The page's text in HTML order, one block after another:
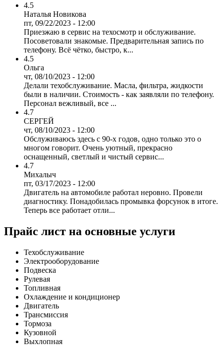
4.5
Наталья Новикова
пт, 09/22/2023 - 12:00
Приезжаю в сервис на техосмотр и обслуживание.
Посоветовали знакомые. Предварительная запись по
телефону. Всё чётко, быстро, к...
4.5
Ольга
чт, 08/10/2023 - 12:00
Делали техобслуживание. Масла, фильтра, жидкости
были в наличии. Стоимость - как заявляли по телефону.
Персонал вежливый, все ...
4.7
СЕРГЕЙ
чт, 08/10/2023 - 12:00
Обслуживаюсь здесь с 90-х годов, одно только это о
многом говорит. Очень уютный, прекрасно
оснащенный, светлый и чистый сервис...
4.7
Михалыч
пт, 03/17/2023 - 12:00
Двигатель на автомобиле работал неровно. Провели
диагностику. Понадобилась промывка форсунок в итоге.
Теперь все работает отли...
Прайс лист на основные услуги
Техобслуживание
Электрооборудование
Подвеска
Рулевая
Топливная
Охлаждение и кондиционер
Двигатель
Трансмиссия
Тормоза
Кузовной
Выхлопная